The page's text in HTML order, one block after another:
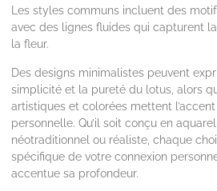
Les styles communs incluent des
avec des lignes fluides qui capturent
la fleur.
Des designs minimalistes peuvent
simplicité et la pureté du lotus, alors
artistiques et colorées mettent
personnelle. Qu’il soit conçu en
néotraditionnel ou réaliste, chaque
spécifique de votre connexion
accentue sa profondeur.